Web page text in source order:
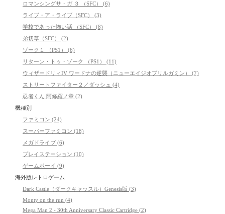
ロマンシングサ・ガ ３ （SFC） (6)
ライブ・ア・ライブ（SFC） (3)
学校であった怖い話 （SFC） (8)
弟切草（SFC） (2)
ゾーク１ （PS1） (6)
リターン・トゥ・ゾーク （PS1） (11)
ウィザードリィIV ワードナの逆襲（ニューエイジオブリルガミン） (7)
ストリートファイター２／ダッシュ (4)
忍者くん 阿修羅ノ章 (2)
機種別
ファミコン (24)
スーパーファミコン (18)
メガドライブ (6)
プレイステーション (10)
ゲームボーイ (9)
海外版レトロゲーム
Dark Castle（ダークキャッスル）Genesis版 (3)
Monty on the run (4)
Mega Man 2 - 30th Anniversary Classic Cartridge (2)